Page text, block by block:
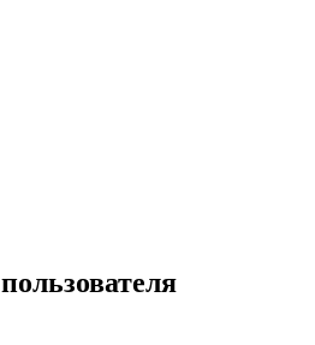
пользователя